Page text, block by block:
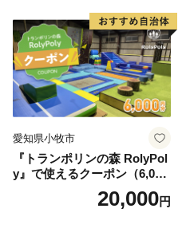
愛知県小牧市
『トランポリンの森 RolyPol
y』で使えるクーポン（6,000
20,000円